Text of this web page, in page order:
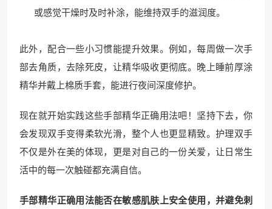
或感觉干燥时及时补涂，能维持双手的滋润度。
此外，配合一些小习惯能提升效果。例如，每周做一次手
部去角质，去除死皮，让精华吸收更彻底。晚上睡前厚涂
精华并戴上棉质手套，能进行夜间深度修护。
现在就开始实践这些手部精华正确用法吧！坚持下去，你
会发现双手变得柔软光滑，整个人也更显精致。护理双手
不仅是外在美的体现，更是对自己的一份关爱，让日常生
活中的每一次触碰都充满自信。
手部精华正确用法能否在敏感肌肤上安全使用，并避免刺